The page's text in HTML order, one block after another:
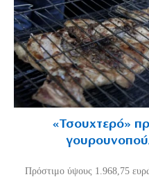
«Τσουχτερό»
Πρόστιμο ύψους 1.968,75